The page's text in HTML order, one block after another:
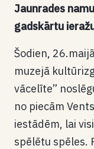
Jaunrades
gadskārtu
Šodien,
muzejā
vācelīte”
no piecām
iestādēm, lai
spēlētu spēles.